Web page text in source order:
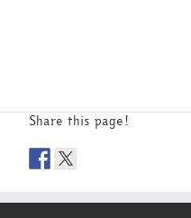
Share this page!